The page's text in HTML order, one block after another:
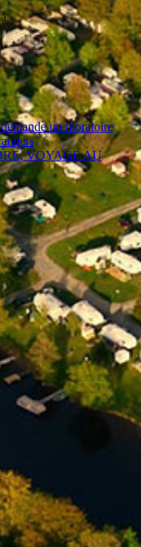
un moratoire
VOYAGE AU